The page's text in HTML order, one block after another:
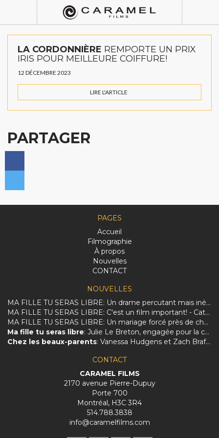
LA CORDONNIÈRE REMPORTE UN PRIX
IRIS POUR MEILLEURE COIFFURE!
12 DÉCEMBRE 2023
LIRE L'ARTICLE
PARTAGER
PAGES
Accueil
Filmographie
À propos
Nouvelles
CONTACT
NOUVELLES
MA FILLE TU SERAS LIBRE: Un drame percutant mais inégal sur la dure réalité des femmes afghanes.
MA FILLE TU SERAS LIBRE: C'est un film important! - Catherine Perrin
MA FILLE TU SERAS LIBRE: Un mariage forcé près de chez vous
Ma fille tu seras libre: Julie Le Breton, engagée pour la culture et les femmes
Chez les beaux-parents: Vanessa Hudgens et Zach Braff charmés par le Québec et Évelyne Brochu
CONTACT
CARAMEL FILMS
2170 avenue Pierre-Dupuy
Porte 700
Montréal, H3C 3R4
514.788.3838
info@caramelfilms.com